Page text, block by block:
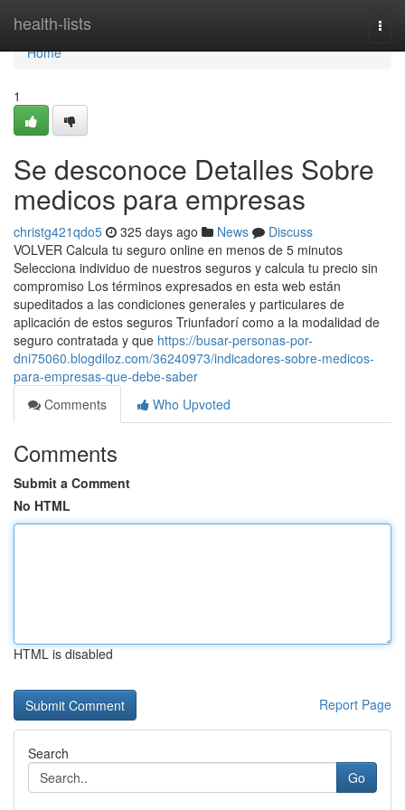
health-lists
Home
Home
1
Se desconoce Detalles Sobre
medicos para empresas
christg421qdo5 325 days ago News
Discuss
VOLVER Calcula tu seguro online en menos de 5 minutos
Selecciona individuo de nuestros seguros y calcula tu precio sin
compromiso Los términos expresados en esta web están
supeditados a las condiciones generales y particulares de
aplicación de estos seguros Triunfadorí como a la modalidad de
seguro contratada y que https://busar-personas-por-
dni75060.blogdiloz.com/36240973/indicadores-sobre-medicos-
para-empresas-que-debe-saber
Comments
Who Upvoted
Comments
Submit a Comment
No HTML
HTML is disabled
Report Page
Search
Go